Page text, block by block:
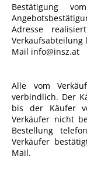
Bestätigung
Adresse
Mail info@insz.at
Alle vom
verbindlich. Der
bis der Käufer
Verkäufer nicht
Bestellung
Verkäufer
Mail.